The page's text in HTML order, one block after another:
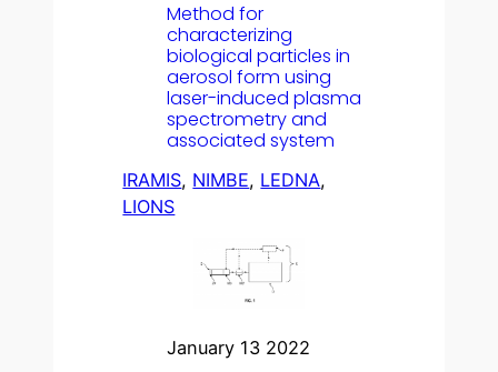
Method for
characterizing
biological particles in
aerosol form using
laser-induced plasma
spectrometry and
associated system
IRAMIS, NIMBE, LEDNA
LIONS
January 13 2022